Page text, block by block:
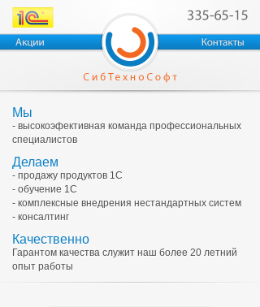
Мы
- высокоэфективная команда профессиональных
специалистов
Делаем
- продажу продуктов 1С
- обучение 1С
- комплексные внедрения нестандартных систем
- консалтинг
Качественно
Гарантом качества служит наш более 20 летний
опыт работы